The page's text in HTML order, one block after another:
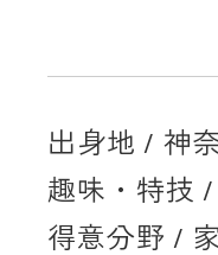
出身地 / 神
趣味・特技
得意分野 /